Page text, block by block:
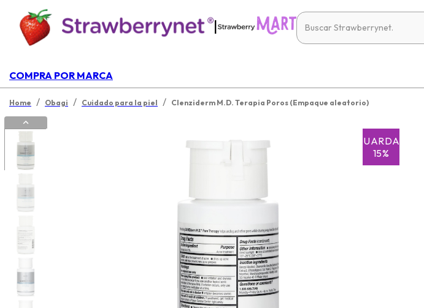
|
COMPRA POR MARCA
Home / Obagi / Cuidado para la piel / Clenziderm M.D. Terapia Poros (Empaque aleatorio)
GUARDAR
15%